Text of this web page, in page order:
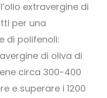
extravergine di
per una
di polifenoli:
di oliva di
circa 300-400
e superare i 1200